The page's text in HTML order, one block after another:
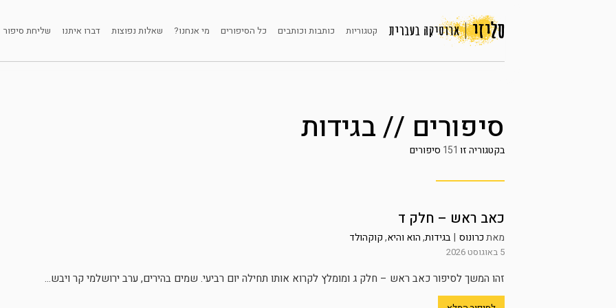
קטגוריות כותבות וכותבים כל הסיפורים מי אנחנו? שאלות נפוצות דברו איתנו שליחת סיפור
סיפורים // בגידות
בקטגוריה זו 151 סיפורים
כאב ראש – חלק ד
מאתכרונוס | בגידות,הוא והיא,קוקהולד
5 באוגוסט 2026
זהו המשך לסיפור כאב ראש – חלק ג ומומלץ לקרוא אותו תחילה יום רביעי. שמים בהירים, ערב ירושלמי קר ויבש...